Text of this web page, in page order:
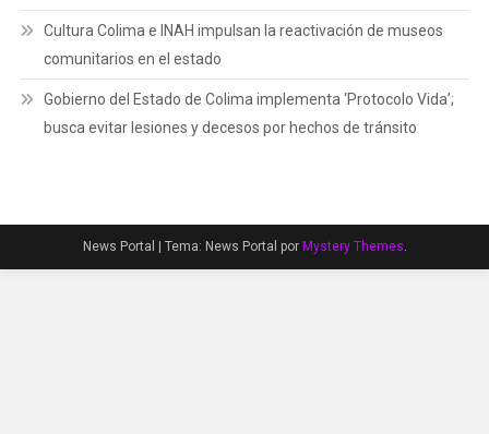
Cultura Colima e INAH impulsan la reactivación de museos
comunitarios en el estado
Gobierno del Estado de Colima implementa ‘Protocolo Vida’;
busca evitar lesiones y decesos por hechos de tránsito
News Portal Tema: News Portal por Mystery Themes.